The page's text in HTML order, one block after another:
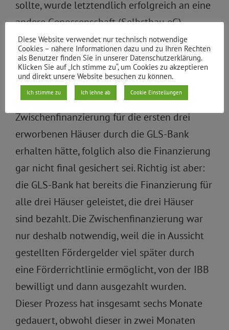
sollte, wurde letztendlich erfolgreich an eine
andere Genossenschaft (Selbstbau eG)
weitergegeben.
Der Landesrechnungshof führt in seinem
Bericht mehrfach falsch aus, dass die DIESE
eG bis heute (Juli 2020) nur eine
Zwischenfinanzierung für die ersten drei
erworbenen Häuser durch die GLS-Bank
erhalten hätte, folglich also die Finanzierung
gar nicht final gesichert sei. Richtig ist aber:
die GLS-Bank hat bereits die Finanzierung für
alle drei Häuser geleistet, die drei Häuser
sind bezahlt. Die Zwischenfinanzierung war
nur deshalb notwendig, weil die in Aussicht
gestellten Fördergelder viel später durch
eine Förderrichtlinie ermöglicht, von der IBB
bewilligt und dann ausgezahlt wurden.
Dieser Prozess hat insgesamt sechs Monate
gedauert, obwohl dieser in zwei Monaten
Diese Website verwendet nur technisch notwendige
Cookies – nähere Informationen dazu und zu Ihren Rechten
als Benutzer finden Sie in unserer Datenschutzerklärung.
Klicken Sie auf „Ich stimme zu“, um Cookies zu akzeptieren
und direkt unsere Website besuchen zu können.
Ich stimme zu Ich lehne ab Cookie Einstellungen